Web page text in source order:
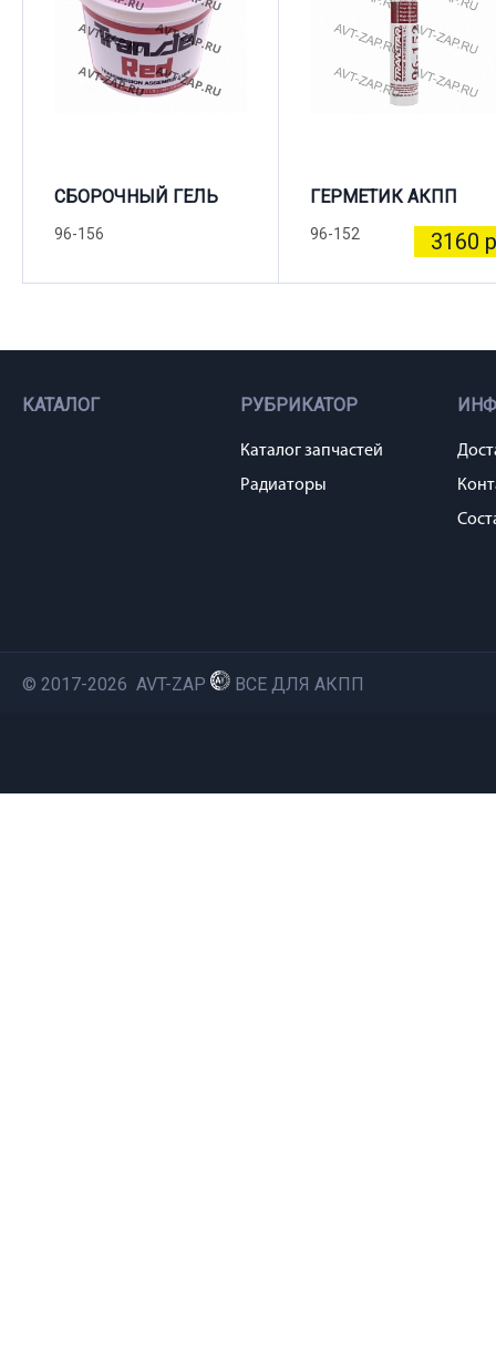
СБОРОЧНЫЙ ГЕЛЬ
96-156
ГЕРМЕТИК АКПП
96-152 3160
КАТАЛОГ РУБРИКАТОР
Каталог запчастей
Радиаторы
© 2017-2026 AVT-ZAP ВСЕ ДЛЯ АКПП